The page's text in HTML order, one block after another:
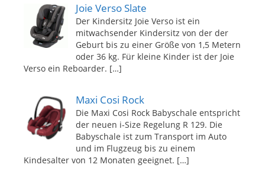
Joie Verso Slate
Der Kindersitz Joie Verso ist ein
mitwachsender Kindersitz von der der
Geburt bis zu einer Größe von 1,5 Metern
oder 36 kg. Für kleine Kinder ist der Joie
Verso ein Reboarder. […]
Maxi Cosi Rock
Die Maxi Cosi Rock Babyschale entspricht
der neuen i-Size Regelung R 129. Die
Babyschale ist zum Transport im Auto
und im Flugzeug bis zu einem
Kindesalter von 12 Monaten geeignet. […]